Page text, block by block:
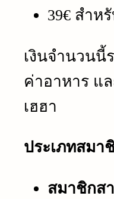
39€ สำห
เงินจำนวนนี้
ค่าอาหาร แ
เฮฮา
ประเภทสมา
สมาชิกส